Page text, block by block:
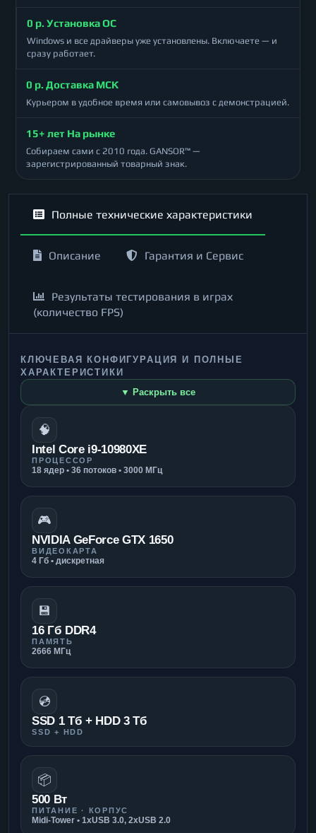
0 р. Установка ОС
Windows и все драйверы уже установлены. Включаете — и
сразу работает.
0 р. Доставка МСК
Курьером в удобное время или самовывоз с демонстрацией.
15+ лет На рынке
Собираем сами с 2010 года. GANSOR™ —
зарегистрированный товарный знак.
Полные технические характеристики
Описание Гарантия и Сервис
Результаты тестирования в играх
(количество FPS)
КЛЮЧЕВАЯ КОНФИГУРАЦИЯ И ПОЛНЫЕ
ХАРАКТЕРИСТИКИ
▼ Раскрыть все
🧠
Intel Core i9-10980XE
ПРОЦЕССОР
18 ядер • 36 потоков • 3000 МГц
🎮
NVIDIA GeForce GTX 1650
ВИДЕОКАРТА
4 Гб • дискретная
💾
16 Гб DDR4
ПАМЯТЬ
2666 МГц
💿
SSD 1 Тб + HDD 3 Тб
SSD + HDD
📦
500 Вт
ПИТАНИЕ · КОРПУС
Midi-Tower • 1xUSB 3.0, 2xUSB 2.0